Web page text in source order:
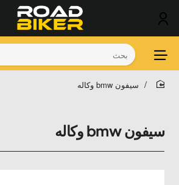
بحث
سيفون bmw وكاله
سيفون bmw وكاله